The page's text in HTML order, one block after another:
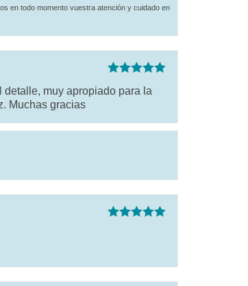
en todo momento vuestra atención y cuidado en
5de 5
muy apropiado para la
Muchas gracias